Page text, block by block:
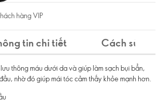
hàng VIP
tin chi tiết Cách sử dụng
thông máu dưới da và giúp làm sạch bụi bẩn,
nhờ đó giúp mái tóc cảm thấy khỏe mạnh hơn.